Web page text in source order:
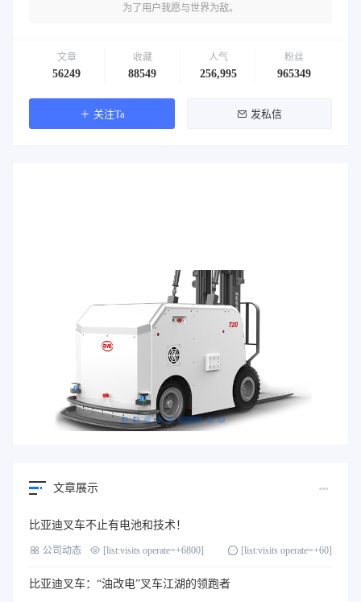
为了用户我愿与世界为敌。
文章
56249
收藏
88549
人气
256,995
粉丝
965349
关注Ta 发私信
文章展示
比亚迪叉车不止有电池和技术！
公司动态 [list:visits operate=+6800] [list:visits operate=+60]
比亚迪叉车：“油改电”叉车江湖的领跑者